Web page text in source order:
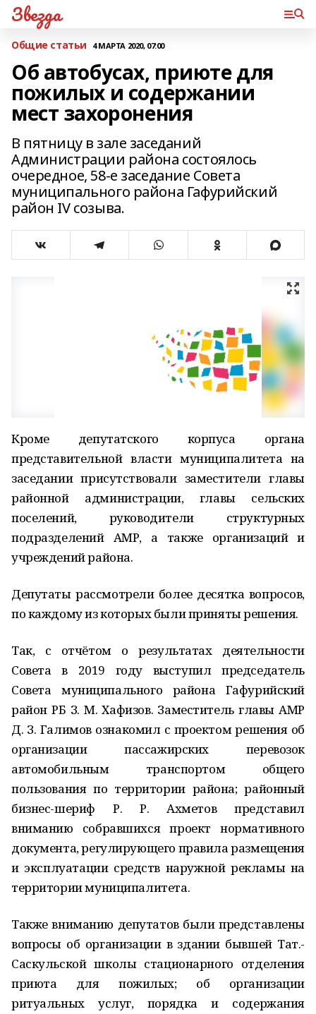
Звезда
Общие статьи 4 МАРТА 2020, 07:00
Об автобусах, приюте для
пожилых и содержании
мест захоронения
В пятницу в зале заседаний
Администрации района состоялось
очередное, 58-е заседание Совета
муниципального района Гафурийский
район IV созыва.
Кроме депутатского корпуса органа
представительной власти муниципалитета на
заседании присутствовали заместители главы
районной администрации, главы сельских
поселений, руководители структурных
подразделений АМР, а также организаций и
учреждений района.
Депутаты рассмотрели более десятка вопросов,
по каждому из которых были приняты решения.
Так, с отчётом о результатах деятельности
Совета в 2019 году выступил председатель
Совета муниципального района Гафурийский
район РБ З. М. Хафизов. Заместитель главы АМР
Д. З. Галимов ознакомил с проектом решения об
организации пассажирских перевозок
автомобильным транспортом общего
пользования по территории района; районный
бизнес-шериф Р. Р. Ахметов представил
вниманию собравшихся проект нормативного
документа, регулирующего правила размещения
и эксплуатации средств наружной рекламы на
территории муниципалитета.
Также вниманию депутатов были представлены
вопросы об организации в здании бывшей Тат.-
Саскульской школы стационарного отделения
приюта для пожилых; об организации
ритуальных услуг, порядка и содержания